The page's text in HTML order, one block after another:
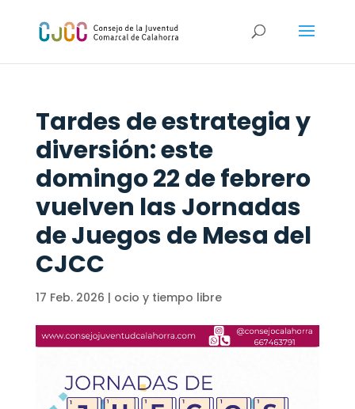
Tardes de estrategia y
diversión: este
domingo 22 de febrero
vuelven las Jornadas
de Juegos de Mesa del
CJCC
17 Feb. 2026 | ocio y tiempo libre